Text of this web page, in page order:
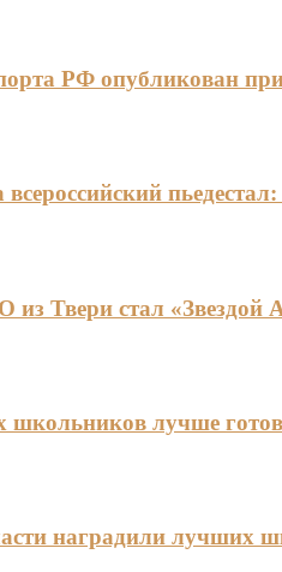
РФ опубликован
всероссийский
из Твери стал «Звездой
школьников лучше
наградили